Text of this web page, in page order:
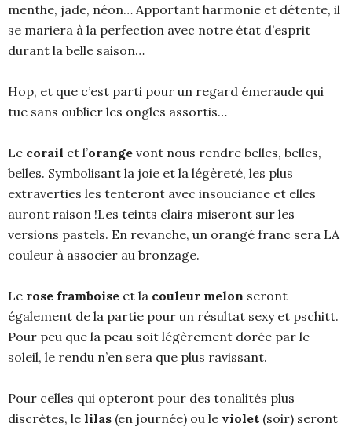
menthe, jade, néon… Apportant harmonie et détente, il
se mariera à la perfection avec notre état d’esprit
durant la belle saison…
Hop, et que c’est parti pour un regard émeraude qui
tue sans oublier les ongles assortis…
Le corail et l’orange vont nous rendre belles, belles,
belles. Symbolisant la joie et la légèreté, les plus
extraverties les tenteront avec insouciance et elles
auront raison !Les teints clairs miseront sur les
versions pastels. En revanche, un orangé franc sera LA
couleur à associer au bronzage.
Le rose framboise et la couleur melon seront
également de la partie pour un résultat sexy et pschitt.
Pour peu que la peau soit légèrement dorée par le
soleil, le rendu n’en sera que plus ravissant.
Pour celles qui opteront pour des tonalités plus
discrètes, le lilas (en journée) ou le violet (soir) seront